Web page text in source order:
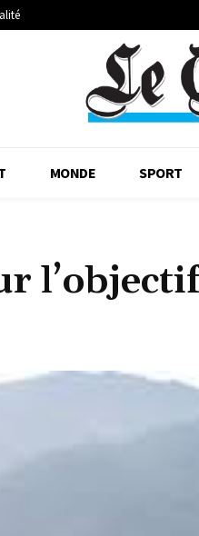
MONDE SPORT